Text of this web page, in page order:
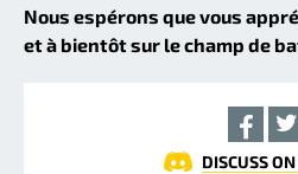
Nous espérons que vous
et à bientôt sur le champ de
DISCUSS